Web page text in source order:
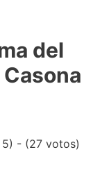
del
- (27 votos)